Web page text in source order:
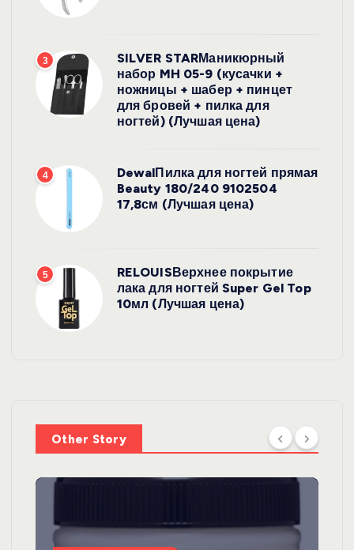
3
SILVER STARМаникюрный
набор MH 05-9 (кусачки +
ножницы + шабер + пинцет
для бровей + пилка для
ногтей) (Лучшая цена)
4
DewalПилка для ногтей прямая
Beauty 180/240 9102504
17,8см (Лучшая цена)
5
RELOUISВерхнее покрытие
лака для ногтей Super Gel Top
10мл (Лучшая цена)
Other Story